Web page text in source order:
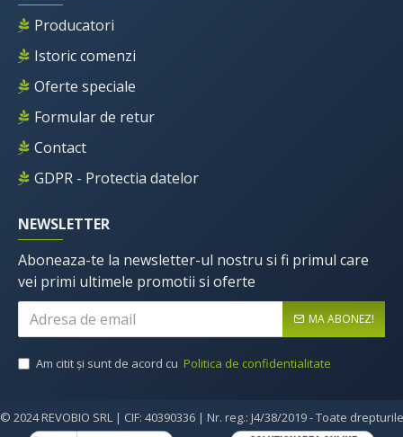
Producatori
Istoric comenzi
Oferte speciale
Formular de retur
Contact
GDPR - Protectia datelor
NEWSLETTER
Aboneaza-te la newsletter-ul nostru si fi primul care
vei primi ultimele promotii si oferte
MA ABONEZ!
Am citit şi sunt de acord cu Politica de confidentialitate
© 2024 REVOBIO SRL | CIF: 40390336 | Nr. reg.: J4/38/2019 - Toate